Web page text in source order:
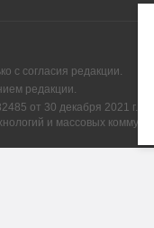
с согласия редакции.
редакции.
от 30 декабря 2021 г.
и массовых